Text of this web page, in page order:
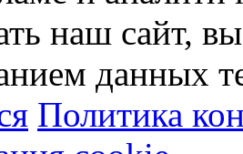
наш сайт,
данных
Политика